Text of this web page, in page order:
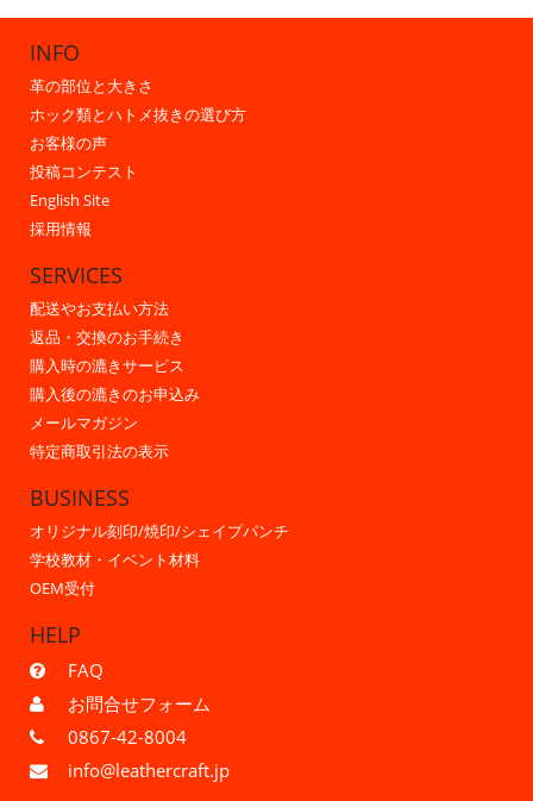
INFO
革の部位と大きさ
ホック類とハトメ抜きの選び方
お客様の声
投稿コンテスト
English Site
採用情報
SERVICES
配送やお支払い方法
返品・交換のお手続き
購入時の漉きサービス
購入後の漉きのお申込み
メールマガジン
特定商取引法の表示
BUSINESS
オリジナル刻印/焼印/シェイプパンチ
学校教材・イベント材料
OEM受付
HELP
FAQ
お問合せフォーム
0867-42-8004
info@leathercraft.jp